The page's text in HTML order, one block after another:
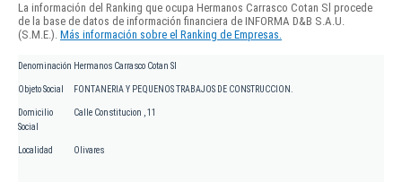
La información del Ranking que ocupa Hermanos Carrasco Cotan Sl procede
de la base de datos de información financiera de INFORMA D&B S.A.U.
(S.M.E.). Más información sobre el Ranking de Empresas.
Denominación Hermanos Carrasco Cotan Sl
Objeto Social FONTANERIA Y PEQUENOS TRABAJOS DE CONSTRUCCION.
Domicilio
Social
Calle Constitucion , 11
Localidad Olivares